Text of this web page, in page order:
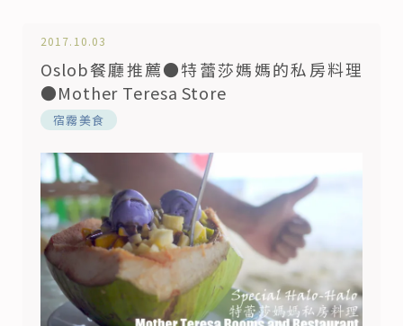
2017.10.03
Oslob餐廳推薦●特蕾莎媽媽的私房料理
●Mother Teresa Store
宿霧美食